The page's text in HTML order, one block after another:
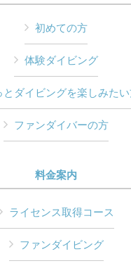
初めての方
体験ダイビング
とダイビングを楽しみた
ファンダイバーの方
料金案内
ライセンス取得コース
ファンダイビング